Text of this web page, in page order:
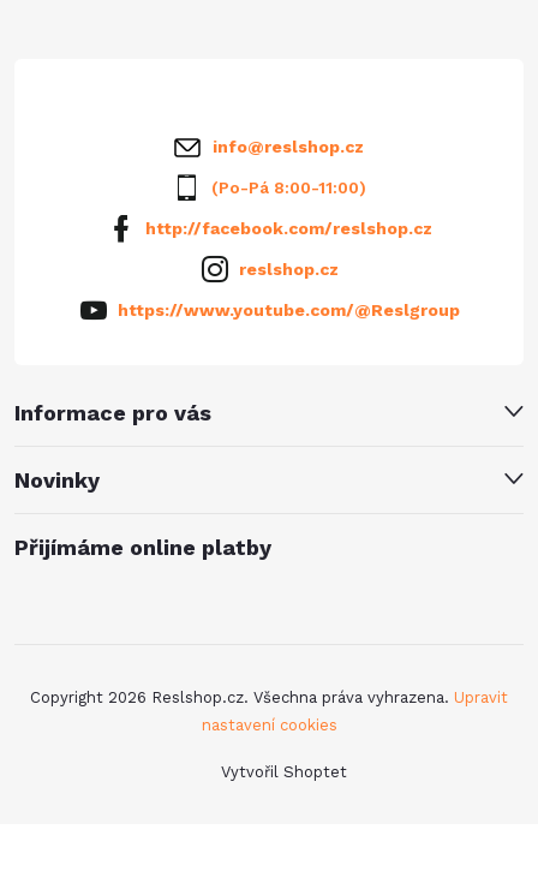
Informace pro vás
Novinky
info@reslshop.cz
(Po-Pá 8:00-11:00)
http://facebook.com/reslshop.cz
reslshop.cz
https://www.youtube.com/@Reslgroup
Přijímáme online platby
Vytvořil Shoptet
Copyright 2026 Reslshop.cz. Všechna práva vyhrazena. Upravit
nastavení cookies